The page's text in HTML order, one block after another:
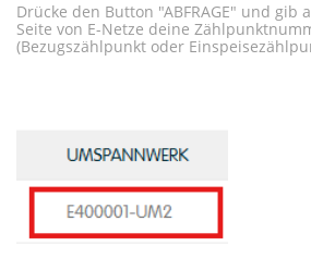
Drücke den Button "ABFRAGE" und gib
Seite von E-Netze deine
(Bezugszählpunkt oder